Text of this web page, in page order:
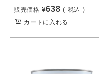
販売価格 ¥638
税込
カートに入れる